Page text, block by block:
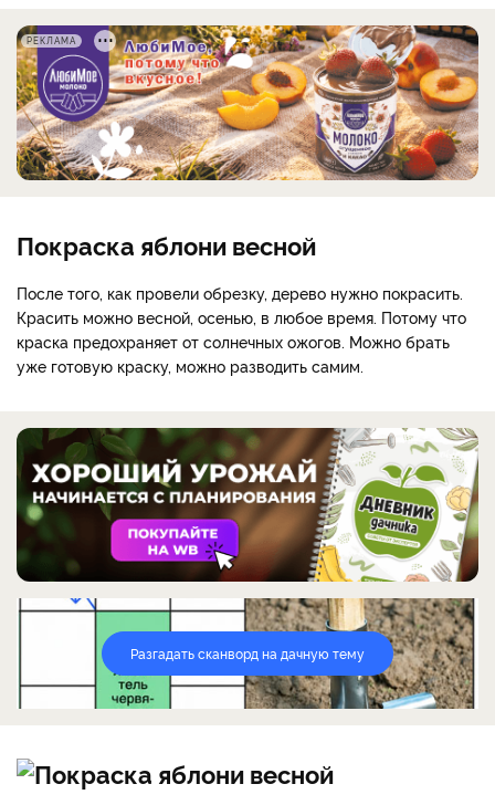
РЕКЛАМА
Покраска яблони весной
После того, как провели обрезку, дерево нужно покрасить.
Красить можно весной, осенью, в любое время. Потому что
краска предохраняет от солнечных ожогов. Можно брать
уже готовую краску, можно разводить самим.
Разгадать сканворд на дачную тему